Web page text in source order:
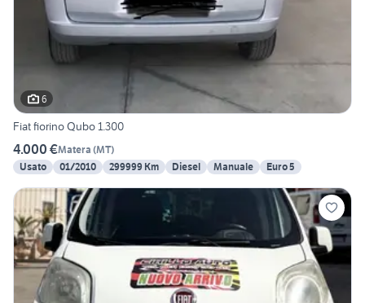
6
Fiat fiorino Qubo 1.300
4.000 €Matera (MT)
Usato
01/2010 299999 Km Diesel Manuale Euro 5